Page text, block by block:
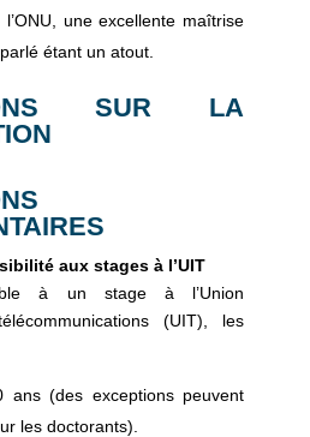
une excellente maîtrise
étant un atout.
SUR LA
aux stages à l’UIT
à un stage à l’Union
(UIT), les
ans (des exceptions peuvent
les doctorants).